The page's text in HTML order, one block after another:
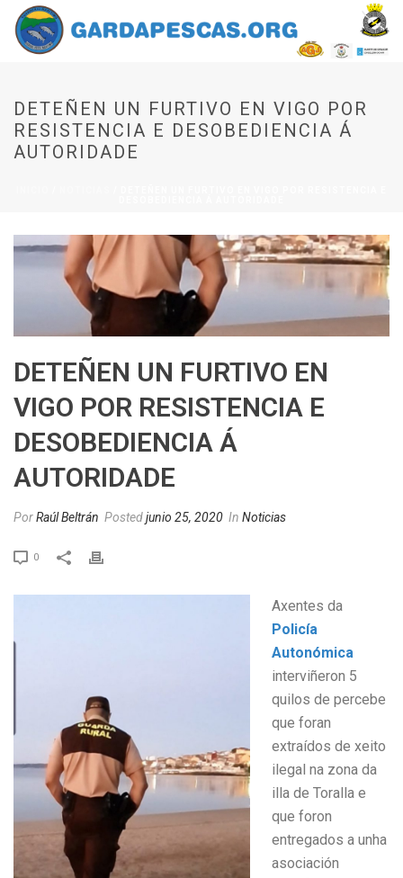
DETEÑEN UN FURTIVO EN VIGO POR
RESISTENCIA E DESOBEDIENCIA Á
AUTORIDADE
DETEÑEN UN FURTIVO EN
VIGO POR RESISTENCIA E
DESOBEDIENCIA Á
AUTORIDADE
PorRaúl Beltrán Postedjunio 25, 2020 In Noticias
0
Axentes da
Policía
Autonómica
interviñeron 5
quilos de percebe
que foran
extraídos de xeito
ilegal na zona da
illa de Toralla e
que foron
entregados a unha
asociación